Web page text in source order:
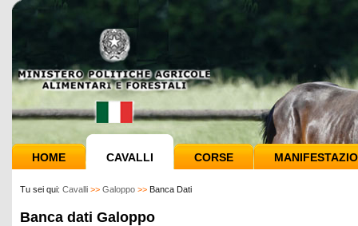
HOME CAVALLI CORSE
Tu sei qui: Cavalli >> Galoppo >> Banca Dati
Banca dati Galoppo